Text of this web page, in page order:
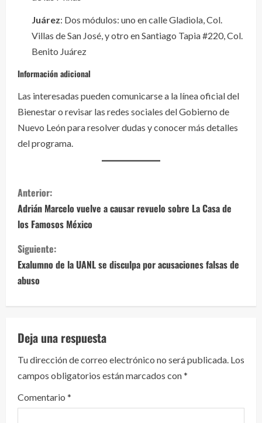
Juárez: Dos módulos: uno en calle Gladiola, Col.
Villas de San José, y otro en Santiago Tapia #220, Col.
Benito Juárez
Información adicional
Las interesadas pueden comunicarse a la línea oficial del
Bienestar o revisar las redes sociales del Gobierno de
Nuevo León para resolver dudas y conocer más detalles
del programa.
S
i
g
u
e
l
e
y
e
n
Anterior:
Adrián Marcelo vuelve a causar revuelo sobre La Casa de
los Famosos México
Siguiente:
Exalumno de la UANL se disculpa por acusaciones falsas de
abuso
Deja una respuesta
Tu dirección de correo electrónico no será publicada. Los
campos obligatorios están marcados con*
Comentario *